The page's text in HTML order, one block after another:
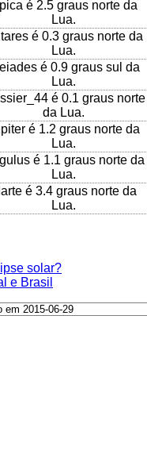
é 2.5 graus norte da
Lua.
é 0.3 graus norte da
Lua.
é 0.9 graus sul da
Lua.
é 0.1 graus norte
da Lua.
é 1.2 graus norte da
Lua.
é 1.1 graus norte da
Lua.
é 3.4 graus norte da
Lua.
solar?
e Brasil
em 2015-06-29